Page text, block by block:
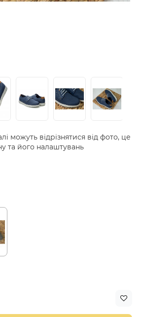
можуть відрізнятися від фото, це
та його налаштувань